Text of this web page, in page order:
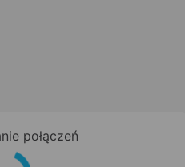
newslettera!
połączeń